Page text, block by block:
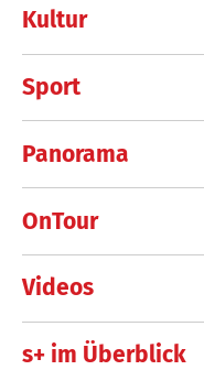
Kultur
Sport
Panorama
OnTour
Videos
s+ im Überblick